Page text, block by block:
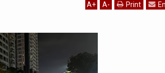
A+ A- Print